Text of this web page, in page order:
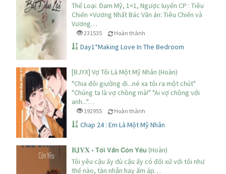
Thể Loại: Đam Mỹ, 1×1, Ngược luyến CP : Tiêu
Chiến ×Vương Nhất Bác Văn án: Tiêu Chiến và
Vương…
231535 Hoàn thành
Day1*Making Love In The Bedroom
[BJYX] Vợ Tôi Là Một Mỹ Nhân (Hoàn)
"Chia đôi giường đi...né xa tôi ra một chút"
"Chúng ta là vợ chồng mà!" "Ai vợ chồng với
anh..."…
192955 Hoàn thành
Chap 24 : Em Là Một Mỹ Nhân
𝐁𝐉𝐘𝐗 • 𝗧𝗼̂𝗶 𝗩𝗮̂̃𝗻 𝗖𝗼̀𝗻 𝗬𝗲̂𝘂 (Hoàn)
Tôi yêu cậu ấy dù cậu ấy có đối xử với tôi như
thế nào, tàn nhẫn hay ấm áp…